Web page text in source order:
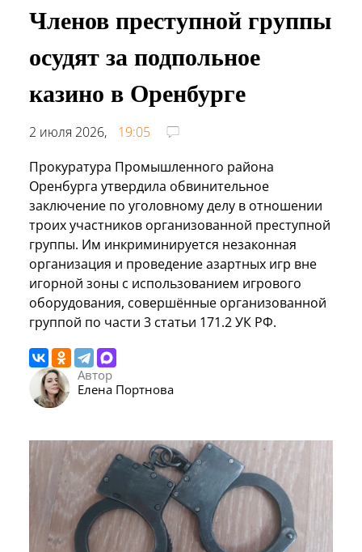
Членов преступной группы
осудят за подпольное
казино в Оренбурге
2 июля 2026,
19:05
Прокуратура Промышленного района
Оренбурга утвердила обвинительное
заключение по уголовному делу в отношении
троих участников организованной преступной
группы. Им инкриминируется незаконная
организация и проведение азартных игр вне
игорной зоны с использованием игрового
оборудования, совершённые организованной
группой по части 3 статьи 171.2 УК РФ.
Автор
Елена Портнова